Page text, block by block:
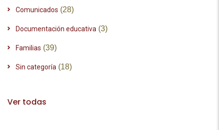
Comunicados (28)
Documentación educativa (3)
Familias (39)
Sin categoría (18)
Ver todas